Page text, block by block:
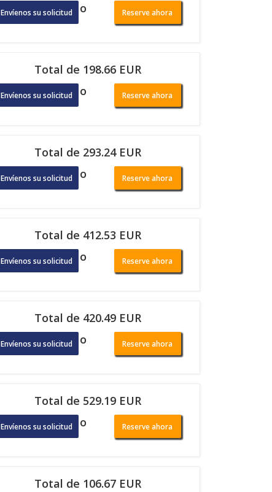
Envíenos su solicitud o Reserve ahora
Total de 198.66 EUR
Envíenos su solicitud o Reserve ahora
Total de 293.24 EUR
Envíenos su solicitud o Reserve ahora
Total de 412.53 EUR
Envíenos su solicitud o Reserve ahora
Total de 420.49 EUR
Envíenos su solicitud o Reserve ahora
Total de 529.19 EUR
Envíenos su solicitud o Reserve ahora
Total de 106.67 EUR